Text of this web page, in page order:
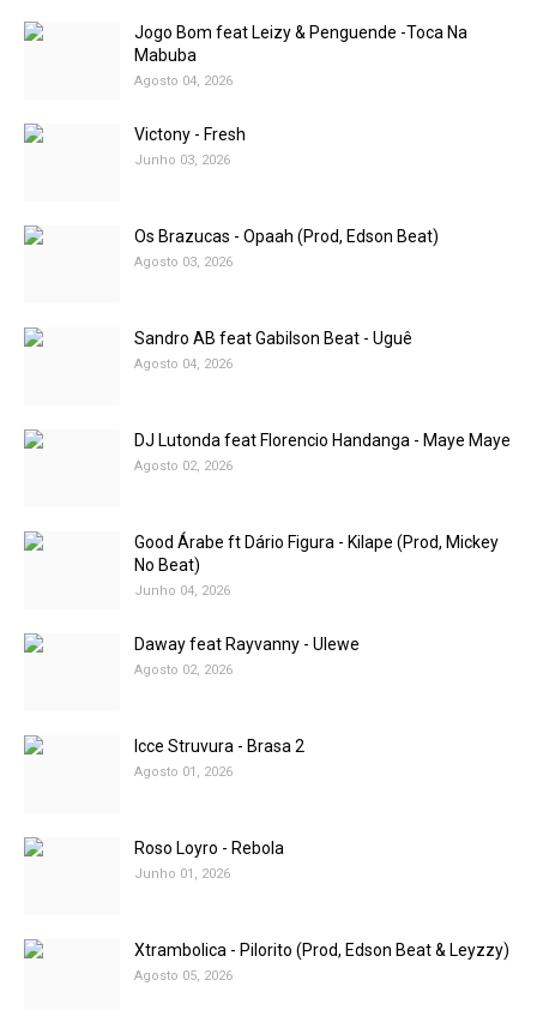
Jogo Bom feat Leizy & Penguende -Toca Na
Mabuba
Agosto 04, 2026
Victony - Fresh
Junho 03, 2026
Os Brazucas - Opaah (Prod, Edson Beat)
Agosto 03, 2026
Sandro AB feat Gabilson Beat - Uguê
Agosto 04, 2026
DJ Lutonda feat Florencio Handanga - Maye Maye
Agosto 02, 2026
Good Árabe ft Dário Figura - Kilape (Prod, Mickey
No Beat)
Junho 04, 2026
Daway feat Rayvanny - Ulewe
Agosto 02, 2026
Icce Struvura - Brasa 2
Agosto 01, 2026
Roso Loyro - Rebola
Junho 01, 2026
Xtrambolica - Pilorito (Prod, Edson Beat & Leyzzy)
Agosto 05, 2026